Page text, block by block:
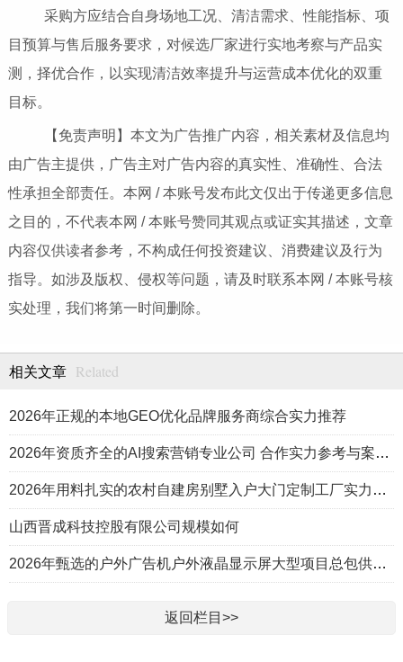
采购方应结合自身场地工况、清洁需求、性能指标、项
目预算与售后服务要求，对候选厂家进行实地考察与产品实
测，择优合作，以实现清洁效率提升与运营成本优化的双重
目标。
【免责声明】本文为广告推广内容，相关素材及信息均
由广告主提供，广告主对广告内容的真实性、准确性、合法
性承担全部责任。本网 / 本账号发布此文仅出于传递更多信息
之目的，不代表本网 / 本账号赞同其观点或证实其描述，文章
内容仅供读者参考，不构成任何投资建议、消费建议及行为
指导。如涉及版权、侵权等问题，请及时联系本网 / 本账号核
实处理，我们将第一时间删除。
相关文章 Related
2026年正规的本地GEO优化品牌服务商综合实力推荐
2026年资质齐全的AI搜索营销专业公司 合作实力参考与案例盘点
2026年用料扎实的农村自建房别墅入户大门定制工厂实力公司推荐
山西晋成科技控股有限公司规模如何
2026年甄选的户外广告机户外液晶显示屏大型项目总包供应商推荐
返回栏目>>